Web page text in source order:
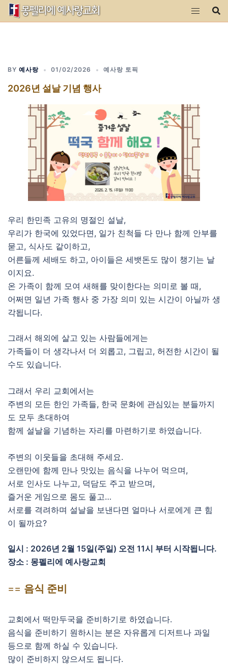
Skip
BY 예사랑 01/02/2026 예사랑 토픽
2026년 설날 기념 행사
우리 한민족 고유의 명절인 설날,
우리가 한국에 있었다면, 일가 친척들 다 만나 함께 안부를
묻고, 식사도 같이하고,
어른들께 세배도 하고, 아이들은 세뱃돈도 많이 챙기는 날
이지요.
온 가족이 함께 모여 새해를 맞이한다는 의미로 볼 때,
어쩌면 일년 가족 행사 중 가장 의미 있는 시간이 아닐까 생
각됩니다.
그래서 해외에 살고 있는 사람들에게는
가족들이 더 생각나서 더 외롭고, 그립고, 허전한 시간이 될
수도 있습니다.
그래서 우리 교회에서는
주변의 모든 한인 가족들, 한국 문화에 관심있는 분들까지
도 모두 초대하여
함께 설날을 기념하는 자리를 마련하기로 하였습니다.
주변의 이웃들을 초대해 주세요.
오랜만에 함께 만나 맛있는 음식을 나누어 먹으며,
서로 인사도 나누고, 덕담도 주고 받으며,
즐거운 게임으로 몸도 풀고…
서로를 격려하며 설날을 보낸다면 얼마나 서로에게 큰 힘
이 될까요?
일시 : 2026년 2월 15일(주일) 오전 11시 부터 시작됩니다.
장소 : 몽펠리에 예사랑교회
== 음식 준비
교회에서 떡만두국을 준비하기로 하였습니다.
음식을 준비하기 원하시는 분은 자유롭게 디저트나 과일
등으로 함께 하실 수 있습니다.
많이 준비하지 않으셔도 됩니다.